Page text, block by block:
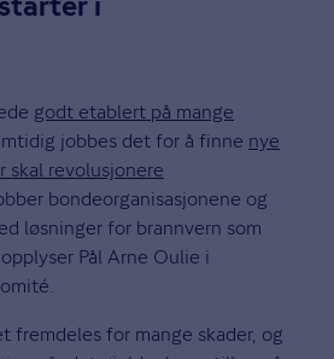
i
godt etablert på mange
jobbes det for å finne nye
skal revolusjonere
bondeorganisasjonene og
løsninger for brannvern som
Pål Arne Oulie i
fremdeles for mange skader, og